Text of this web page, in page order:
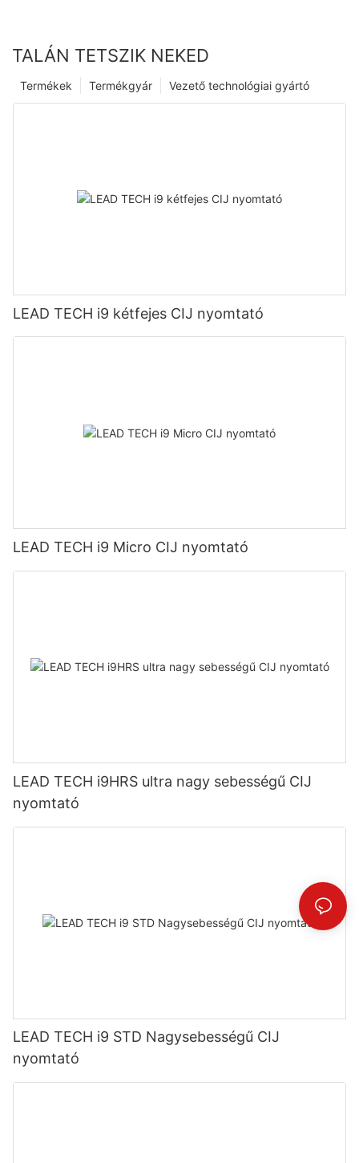
TALÁN TETSZIK NEKED
Vezető technológiai gyártó
Termékgyár
Termékek
LEAD TECH i9 kétfejes CIJ nyomtató
LEAD TECH i9 Micro CIJ nyomtató
LEAD TECH i9HRS ultra nagy sebességű CIJ
nyomtató
LEAD TECH i9 STD Nagysebességű CIJ
nyomtató